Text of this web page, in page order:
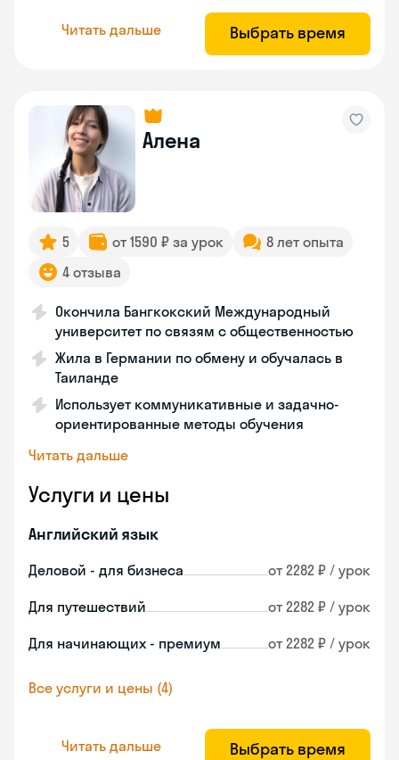
Читать дальше Выбрать время
Алена
5 от 1590 ₽ за урок
8 лет опыта
4 отзыва
Окончила Бангкокский Международный
университет по связям с общественностью
Жила в Германии по обмену и обучалась в
Таиланде
Использует коммуникативные и задачно-
ориентированные методы обучения
Читать дальше
Услуги и цены
Английский язык
Деловой - для бизнеса от 2282 ₽ / урок
Для путешествий от 2282 ₽ / урок
Для начинающих - премиум от 2282 ₽ / урок
Все услуги и цены (4)
Читать дальше Выбрать время